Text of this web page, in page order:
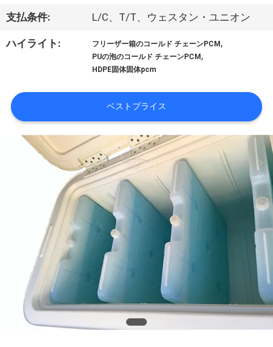
つ
い
工
支払条件: L/C、T/T、ウェスタン・ユニオン
ハイライト: フリーザー箱のコールド チェーンPCM ,
PUの泡のコールド チェーンPCM ,
HDPE固体固体pcm
ベストプライス